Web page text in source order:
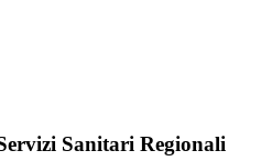
Sanitari Regionali